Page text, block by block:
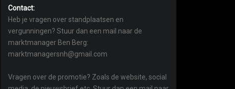
Contact:
Heb je vragen over standplaatsen en
vergunningen? Stuur dan een mail naar de
marktmanager Ben Berg:
marktmanagersnh@gmail.com
Vragen over de promotie? Zoals de website, social